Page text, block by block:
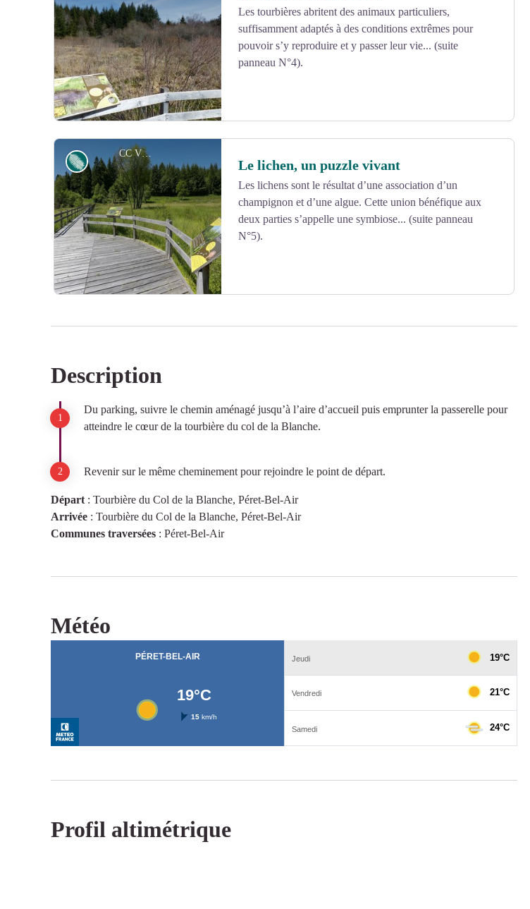
Voir l'image en plein écran
Voir l'image en plein écran
Les tourbières abritent des animaux particuliers,
suffisamment adaptés à des conditions extrêmes pour
pouvoir s’y reproduire et y passer leur vie... (suite
panneau N°4).
CC VEM
Voir l'image en plein écran
Flore Le lichen, un puzzle vivant
Les lichens sont le résultat d’une association d’un
champignon et d’une algue. Cette union bénéfique aux
deux parties s’appelle une symbiose... (suite panneau
N°5).
Description
Du parking, suivre le chemin aménagé jusqu’à l’aire d’accueil puis emprunter la passerelle pour
atteindre le cœur de la tourbière du col de la Blanche.
Revenir sur le même cheminement pour rejoindre le point de départ.
Départ : Tourbière du Col de la Blanche, Péret-Bel-Air
Arrivée : Tourbière du Col de la Blanche, Péret-Bel-Air
Communes traversées : Péret-Bel-Air
Météo
Profil altimétrique